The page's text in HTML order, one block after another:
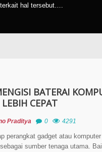
terkait hal tersebut….
BATERAI
CEPAT
Praditya 0 4291
perangkat gadget atau komputer
sumber tenaga utama.